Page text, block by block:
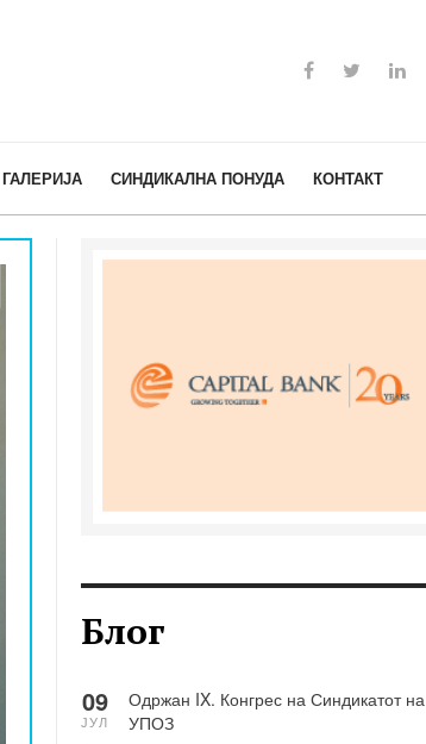
ГАЛЕРИЈА СИНДИКАЛНА ПОНУДА КОНТАКТ
Блог
Одржан IX. Конгрес на Синдикатот на
УПОЗ
09
ЈУЛ